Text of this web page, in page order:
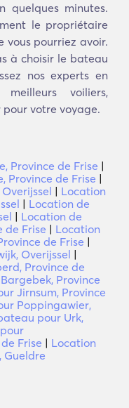
quelques minutes.
le propriétaire
vous pourriez avoir.
à choisir le bateau
nos experts en
voiliers,
votre voyage.
Province de Frise |
Province de Frise |
| Location
| Location de
| Location de
de Frise | Location
de Frise |
Overijssel |
Province de
Province
Jirnsum, Province
Poppingawier,
pour Urk,
Frise | Location